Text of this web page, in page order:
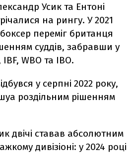
Усик та Ентоні
на рингу. У 2021
переміг британця
суддів, забравши у
WBO та IBO.
у серпні 2022 року,
роздільним рішенням
двічі ставав абсолютним
дивізіоні: у 2024 році